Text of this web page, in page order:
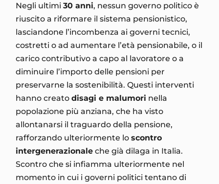
Negli ultimi 30 anni, nessun governo politico è
riuscito a riformare il sistema pensionistico,
lasciandone l’incombenza ai governi tecnici,
costretti o ad aumentare l’età pensionabile, o il
carico contributivo a capo al lavoratore o a
diminuire l’importo delle pensioni per
preservarne la sostenibilità. Questi interventi
hanno creato disagi e malumori nella
popolazione più anziana, che ha visto
allontanarsi il traguardo della pensione,
rafforzando ulteriormente lo scontro
intergenerazionale che già dilaga in Italia.
Scontro che si infiamma ulteriormente nel
momento in cui i governi politici tentano di